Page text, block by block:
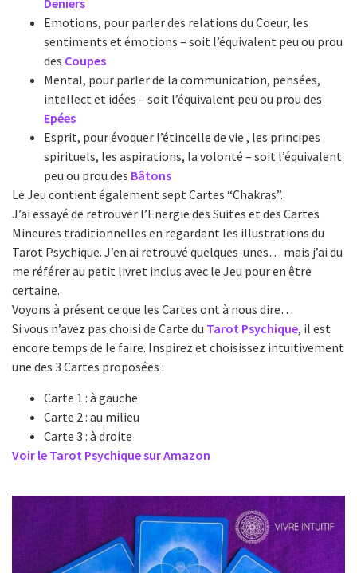
Emotions, pour parler des relations du Coeur, les
sentiments et émotions – soit l’équivalent peu ou prou
des Coupes
Mental, pour parler de la communication, pensées,
intellect et idées – soit l’équivalent peu ou prou des
Epées
Esprit, pour évoquer l’étincelle de vie , les principes
spirituels, les aspirations, la volonté – soit l’équivalent
peu ou prou des Bâtons
Le Jeu contient également sept Cartes “Chakras”.
J’ai essayé de retrouver l’Energie des Suites et des Cartes
Mineures traditionnelles en regardant les illustrations du
Tarot Psychique. J’en ai retrouvé quelques-unes… mais j’ai du
me référer au petit livret inclus avec le Jeu pour en être
certaine.
Voyons à présent ce que les Cartes ont à nous dire…
Si vous n’avez pas choisi de Carte du Tarot Psychique, il est
encore temps de le faire. Inspirez et choisissez intuitivement
une des 3 Cartes proposées :
Carte 1 : à gauche
Carte 2 : au milieu
Carte 3 : à droite
Voir le Tarot Psychique sur Amazon